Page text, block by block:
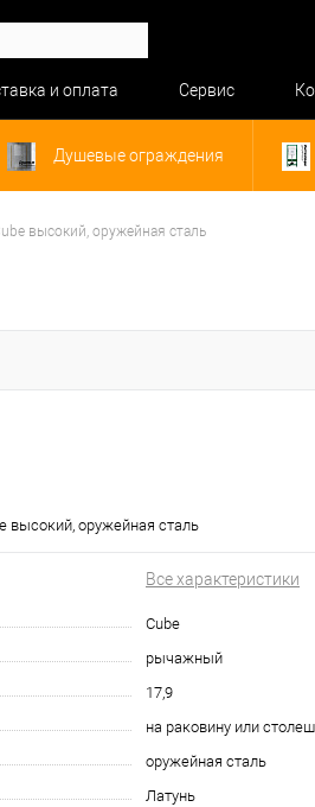
и оплата Сервис
Душевые ограждения
высокий, оружейная сталь
высокий, оружейная сталь
Все характеристики
Cube
рычажный
17,9
на раковину или
оружейная сталь
Латунь